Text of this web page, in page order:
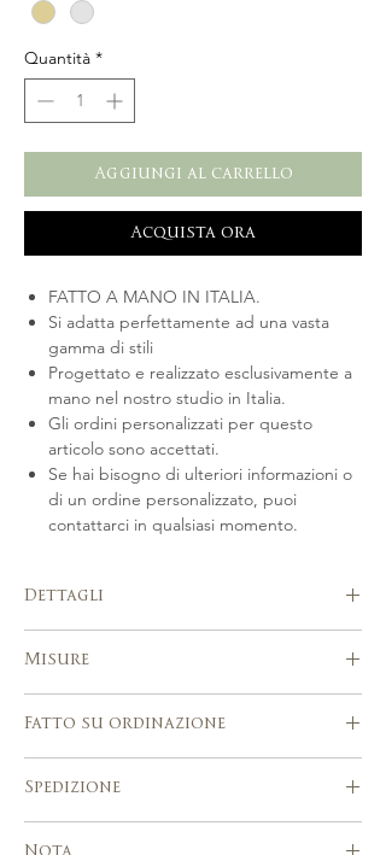
Quantità *
Aggiungi al carrello
Acquista ora
FATTO A MANO IN ITALIA.
Si adatta perfettamente ad una vasta
gamma di stili
Progettato e realizzato esclusivamente a
mano nel nostro studio in Italia.
Gli ordini personalizzati per questo
articolo sono accettati.
Se hai bisogno di ulteriori informazioni o
di un ordine personalizzato, puoi
contattarci in qualsiasi momento.
Dettagli
tonalità oro o argento con fiori modellati a
mano, perle Swarovski, perline ceche. Si
adatta perfettamente a una vasta gamma
di modisteria
Misure
Fatto su ordinazione
dopo l'acquisto per la realizzazione del
tuo accessorio.
Gli ordini personalizzati per questo
Spedizione